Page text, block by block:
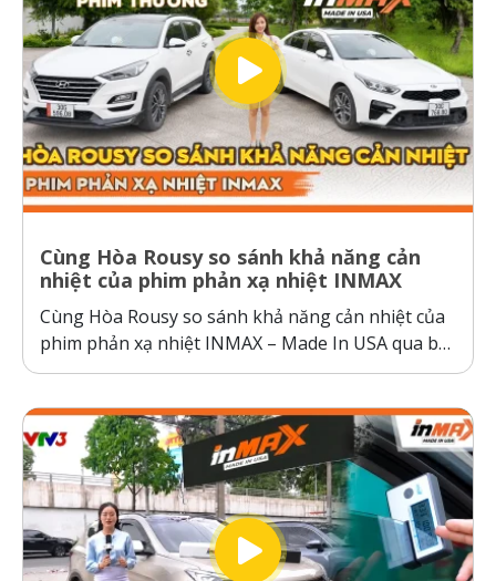
Cùng Hòa Rousy so sánh khả năng cản
nhiệt của phim phản xạ nhiệt INMAX
Cùng Hòa Rousy so sánh khả năng cản nhiệt của
phim phản xạ nhiệt INMAX – Made In USA qua bài
kiểm tra so sánh trực diện đầy thuyết phục.
thường hoạt động theo cơ chế giữ nhiệt trên
kính,...